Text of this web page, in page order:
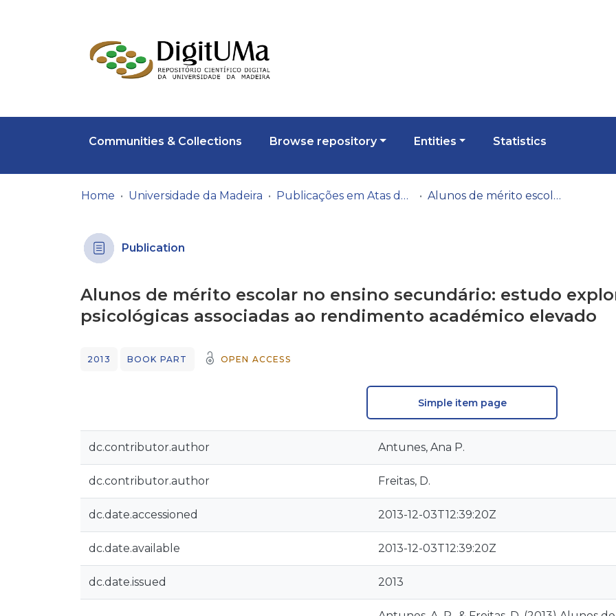
Communities & Collections Browse repository Entities Statistics
Home Universidade da Madeira Publicações em Atas de Congressos/Conferências, etc. Alunos de mérito escolar no ensino secundário: estudo exploratório sobre variáveis psicológicas associadas ao rendimento académico elevado
Publication
Alunos de mérito escolar no ensino secundário: estudo
psicológicas associadas ao rendimento académico elevado
2013 BOOK PART OPEN ACCESS
Simple item page
dc.contributor.author Antunes, Ana P.
dc.contributor.author Freitas, D.
dc.date.accessioned 2013-12-03T12:39:20Z
dc.date.available 2013-12-03T12:39:20Z
dc.date.issued 2013